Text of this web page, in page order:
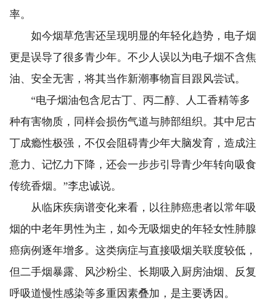
率。
如今烟草危害还呈现明显的年轻化趋势，电子烟
更是误导了很多青少年。不少人误以为电子烟不含焦
油、安全无害，将其当作新潮事物盲目跟风尝试。
“电子烟油包含尼古丁、丙二醇、人工香精等多
种有害物质，同样会损伤气道与肺部组织。其中尼古
丁成瘾性极强，不仅会阻碍青少年大脑发育，造成注
意力、记忆力下降，还会一步步引导青少年转向吸食
传统香烟。”李忠诚说。
从临床疾病谱变化来看，以往肺癌患者以常年吸
烟的中老年男性为主，如今无吸烟史的年轻女性肺腺
癌病例逐年增多。这类病症与直接吸烟关联度较低，
但二手烟暴露、风沙粉尘、长期吸入厨房油烟、反复
呼吸道慢性感染等多重因素叠加，是主要诱因。